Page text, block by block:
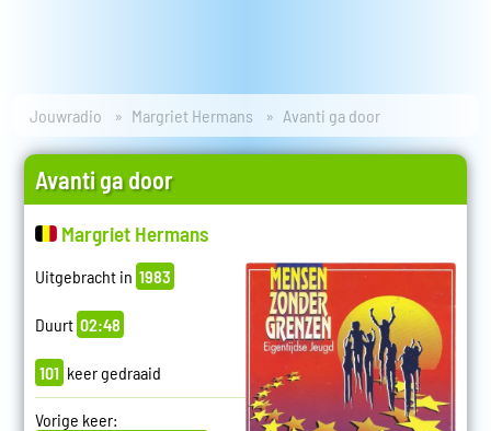
Jouwradio Margriet Hermans Avanti ga door
Avanti ga door
Margriet Hermans
Uitgebracht in 1983
Duurt 02:48
101 keer gedraaid
Vorige keer: